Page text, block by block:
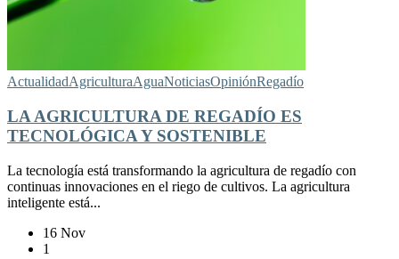
ActualidadAgriculturaAguaNoticiasOpiniónRegadío
LA AGRICULTURA DE REGADÍO ES
TECNOLÓGICA Y SOSTENIBLE
La tecnología está transformando la agricultura de regadío con
continuas innovaciones en el riego de cultivos. La agricultura
inteligente está...
16 Nov
1